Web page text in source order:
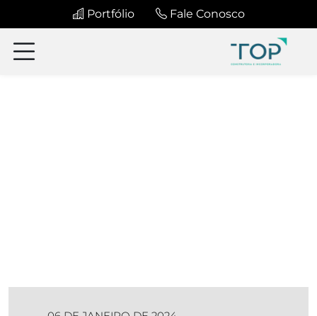
Portfólio Fale Conosco